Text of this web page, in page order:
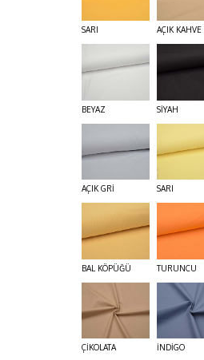
SARI AÇIK KAHVE
BEYAZ SİYAH
AÇIK GRİ SARI
BAL KÖPÜĞÜ TURUNCU
ÇİKOLATA İNDİGO